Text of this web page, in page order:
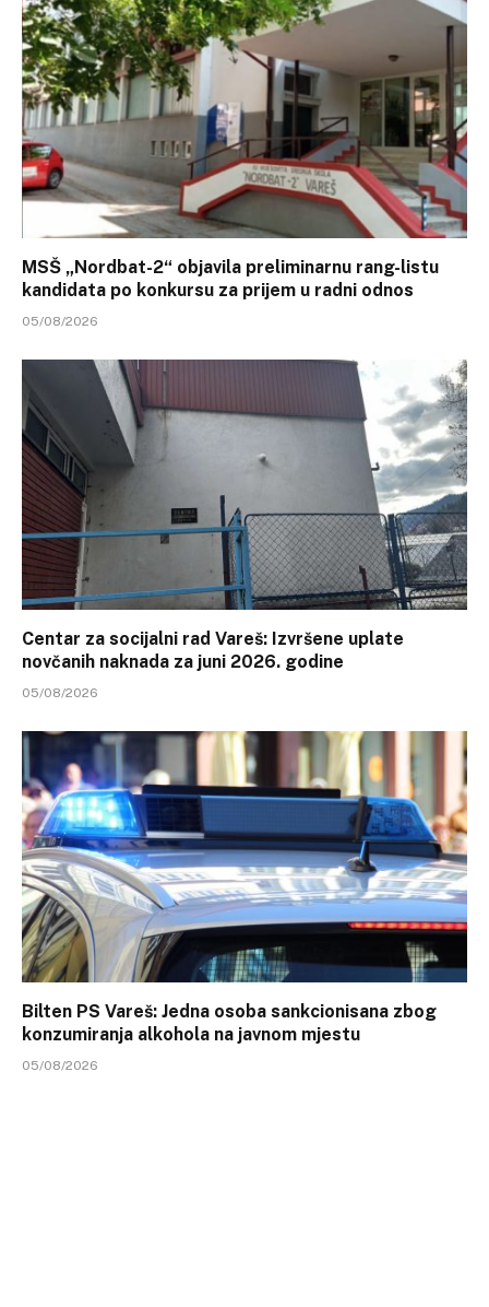
MSŠ „Nordbat-2“ objavila preliminarnu rang-listu
kandidata po konkursu za prijem u radni odnos
05/08/2026
Centar za socijalni rad Vareš: Izvršene uplate
novčanih naknada za juni 2026. godine
05/08/2026
Bilten PS Vareš: Jedna osoba sankcionisana zbog
konzumiranja alkohola na javnom mjestu
05/08/2026